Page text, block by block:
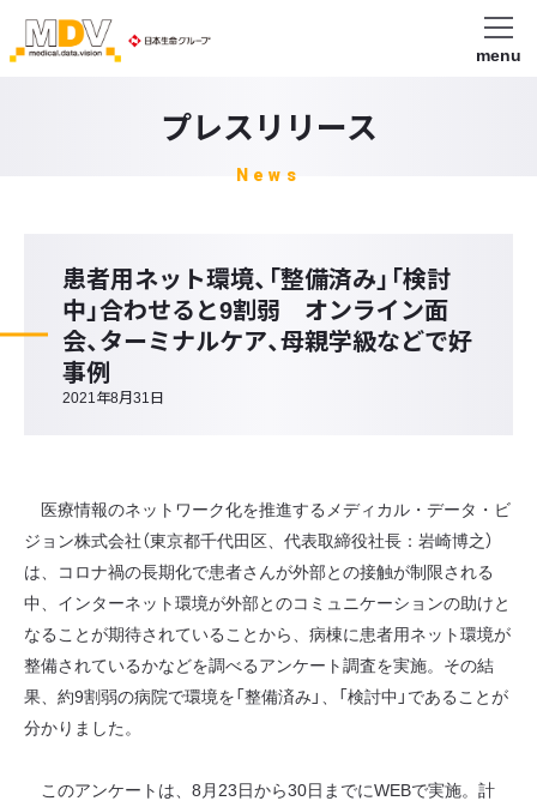
menu
プレスリリース
News
患者用ネット環境、「整備済み」「検討
中」合わせると9割弱 オンライン面
会、ターミナルケア、母親学級などで好
事例
2021年8月31日
医療情報のネットワーク化を推進するメディカル・データ・ビ
ジョン株式会社（東京都千代田区、代表取締役社長：岩崎博之）
は、コロナ禍の長期化で患者さんが外部との接触が制限される
中、インターネット環境が外部とのコミュニケーションの助けと
なることが期待されていることから、病棟に患者用ネット環境が
整備されているかなどを調べるアンケート調査を実施。その結
果、約9割弱の病院で環境を「整備済み」、「検討中」であることが
分かりました。
このアンケートは、8月23日から30日までにWEBで実施。計